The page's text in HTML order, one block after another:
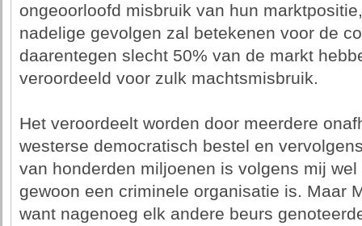
ongeoorloofd misbruik van hun
nadelige gevolgen zal betekenen voor de
daarentegen slecht 50% van de markt
veroordeeld voor zulk machtsmisbruik.
Het veroordeelt worden door meerdere
westerse democratisch bestel en
van honderden miljoenen is volgens mij
gewoon een criminele organisatie is. Maar
want nagenoeg elk andere beurs